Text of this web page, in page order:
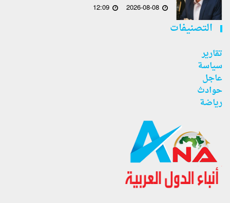
2026-08-08
12:09
التصنيفات
تقارير
سياسة
عاجل
حوادث
رياضة